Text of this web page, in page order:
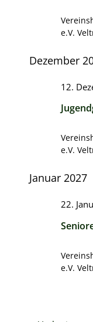
e.V.
Dezember
12.
e.V.
Januar 2027
22.
e.V.